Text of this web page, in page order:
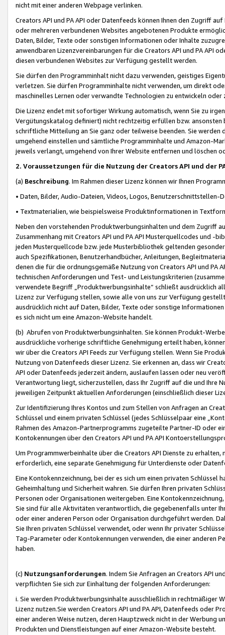
nicht mit einer anderen Webpage verlinken.
Creators API und PA API oder Datenfeeds können Ihnen den Zugriff
oder mehreren verbundenen Websites angebotenen Produkte
Daten, Bilder, Texte oder sonstigen Informationen oder Inhalte
anwendbaren Lizenzvereinbarungen für die Creators API und PA API
diesen verbundenen Websites zur Verfügung gestellt werden.
Sie dürfen den Programminhalt nicht dazu verwenden, geistiges
verletzen. Sie dürfen Programminhalte nicht verwenden, um direkt
maschinelles Lernen oder verwandte Technologien zu entwickeln
Die Lizenz endet mit sofortiger Wirkung automatisch, wenn Sie zu
Vergütungskatalog definiert) nicht rechtzeitig erfüllen bzw. ansonsten
schriftliche Mitteilung an Sie ganz oder teilweise beenden. Sie werden
umgehend einstellen und sämtliche Programminhalte und Amazon-
jeweils verlangt, umgehend von Ihrer Website entfernen und löschen
2. Voraussetzungen für die Nutzung der Creators API und der
(a) Beschreibung. Im Rahmen dieser Lizenz können wir Ihnen
• Daten, Bilder, Audio-Dateien, Videos, Logos, Benutzerschnittstellen-
• Textmaterialien, wie beispielsweise Produktinformationen in
Neben den vorstehenden Produktwerbungsinhalten und dem Zugriff
Zusammenhang mit Creators API und PA API Musterquellcodes und
jeden Musterquellcode bzw. jede Musterbibliothek geltenden
auch Spezifikationen, Benutzerhandbücher, Anleitungen,
denen die für die ordnungsgemäße Nutzung von Creators API und PA
technischen Anforderungen und Test- und Leistungskriterien
verwendete Begriff „Produktwerbungsinhalte“ schließt ausdrücklich
Lizenz zur Verfügung stellen, sowie alle von uns zur Verfügung
ausdrücklich nicht auf Daten, Bilder, Texte oder sonstige
es sich nicht um eine Amazon-Website handelt.
(b) Abrufen von Produktwerbungsinhalten. Sie können Produkt-
ausdrückliche vorherige schriftliche Genehmigung erteilt haben,
wir über die Creators API Feeds zur Verfügung stellen. Wenn Sie
Nutzung von Datenfeeds dieser Lizenz. Sie erkennen an, dass wir
API oder Datenfeeds jederzeit ändern, auslaufen lassen oder neu
Verantwortung liegt, sicherzustellen, dass Ihr Zugriff auf die und Ihre
jeweiligen Zeitpunkt aktuellen Anforderungen (einschließlich dieser
Zur Identifizierung Ihres Kontos und zum Stellen von Anfragen an
Schlüssel und einem privaten Schlüssel (jedes Schlüsselpaar eine
Rahmen des Amazon-Partnerprogramms zugeteilte Partner-ID oder
Kontokennungen über den Creators API und PA API
Um Programmwerbeinhalte über die Creators API Dienste zu
erforderlich, eine separate Genehmigung für Unterdienste oder
Eine Kontokennzeichnung, bei der es sich um einen privaten
Geheimhaltung und Sicherheit wahren. Sie dürfen Ihren privaten
Personen oder Organisationen weitergeben. Eine
Sie sind für alle Aktivitäten verantwortlich, die gegebenenfalls unter
oder einer anderen Person oder Organisation durchgeführt werden.
Sie Ihren privaten Schlüssel verwendet, oder wenn Ihr privater
Tag-Parameter oder Kontokennungen verwenden, die einer anderen
haben.
(c) Nutzungsanforderungen. Indem Sie Anfragen an Creators API
verpflichten Sie sich zur Einhaltung der folgenden Anforderungen:
i. Sie werden Produktwerbungsinhalte ausschließlich in rechtmäßiger
Lizenz nutzen.Sie werden Creators API und PA API, Datenfeeds oder
einer anderen Weise nutzen, deren Hauptzweck nicht in der Werbung
Produkten und Dienstleistungen auf einer Amazon-Website besteht.